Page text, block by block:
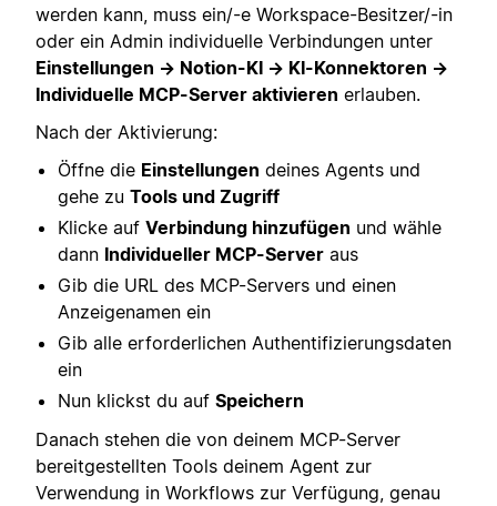
werden kann, muss ein/-e Workspace-Besitzer/-in
oder ein Admin individuelle Verbindungen unter
Einstellungen → Notion-KI → KI-Konnektoren →
Individuelle MCP-Server aktivieren erlauben.
Nach der Aktivierung:
Öffne die Einstellungen deines Agents und
gehe zu Tools und Zugriff
Klicke auf Verbindung hinzufügen und wähle
dann Individueller MCP-Server aus
Gib die URL des MCP-Servers und einen
Anzeigenamen ein
Gib alle erforderlichen Authentifizierungsdaten
ein
Nun klickst du auf Speichern
Danach stehen die von deinem MCP-Server
bereitgestellten Tools deinem Agent zur
Verwendung in Workflows zur Verfügung, genau